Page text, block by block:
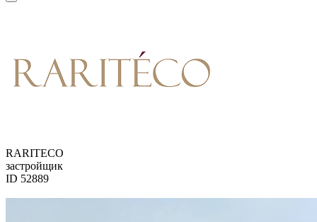
RARITECO
застройщик
ID 52889